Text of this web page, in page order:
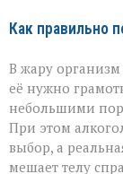
Как правильно
В жару организм
её нужно
небольшими
При этом
выбор, а
мешает телу